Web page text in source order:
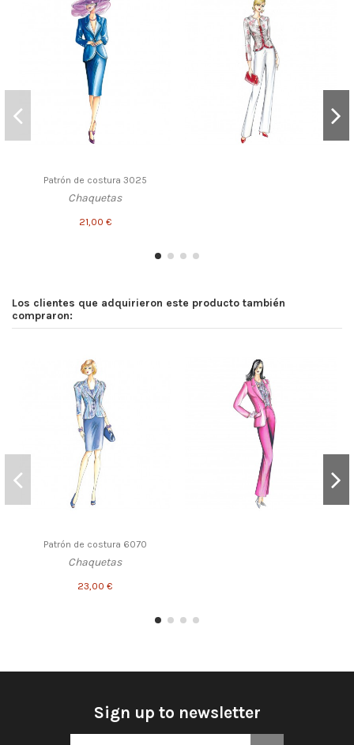
Patrón de costura 3025
Chaquetas
21,00 €
Los clientes que adquirieron este producto también
compraron:
Patrón de costura 6070
Chaquetas
23,00 €
Sign up to newsletter